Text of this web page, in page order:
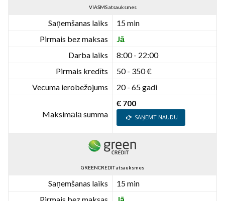
VIASMS atsauksmes
Saņemšanas laiks
15 min
Pirmais bez maksas
Jā
Darba laiks
8:00 - 22:00
Pirmais kredīts
50 - 350 €
Vecuma ierobežojums
20 - 65 gadi
Maksimālā summa
€ 700
SAŅEMT NAUDU
GREENCREDIT atsauksmes
Saņemšanas laiks
15 min